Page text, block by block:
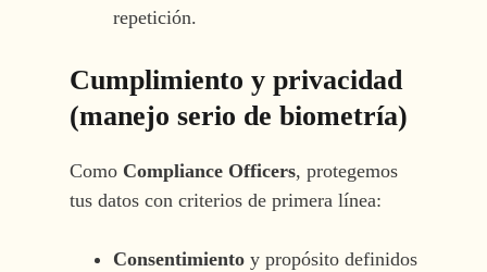
repetición.
Cumplimiento y privacidad
(manejo serio de biometría)
Como Compliance Officers, protegemos
tus datos con criterios de primera línea:
Consentimientoy propósito definidos